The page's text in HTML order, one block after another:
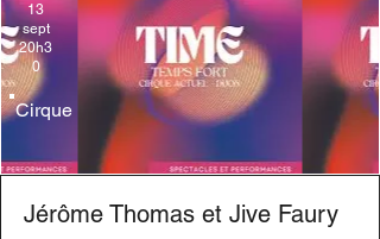
13
sept
20h3
0
Cirque
Jérôme Thomas et Jive Faury